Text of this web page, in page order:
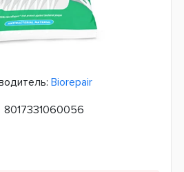
Biorepair
8017331060056